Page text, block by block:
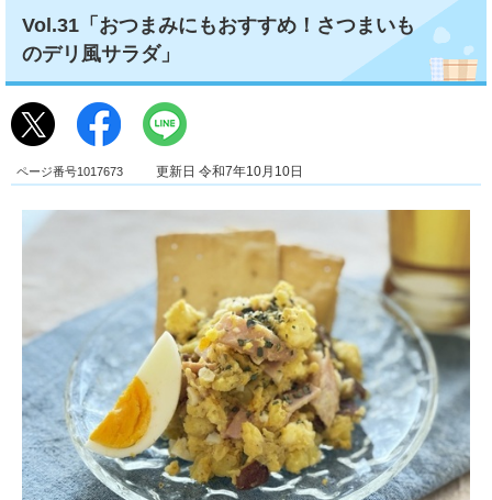
Vol.31「おつまみにもおすすめ！さつまいも
のデリ風サラダ」
ページ番号1017673 更新日 令和7年10月10日